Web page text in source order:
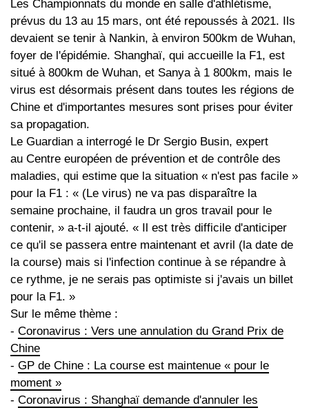
Les Championnats du monde en salle d'athlétisme,
prévus du 13 au 15 mars, ont été repoussés à 2021. Ils
devaient se tenir à Nankin, à environ 500km de Wuhan,
foyer de l'épidémie. Shanghaï, qui accueille la F1, est
situé à 800km de Wuhan, et Sanya à 1 800km, mais le
virus est désormais présent dans toutes les régions de
Chine et d'importantes mesures sont prises pour éviter
sa propagation.
Le Guardian a interrogé le Dr Sergio Busin, expert
au Centre européen de prévention et de contrôle des
maladies, qui estime que la situation « n'est pas facile »
pour la F1 : « (Le virus) ne va pas disparaître la
semaine prochaine, il faudra un gros travail pour le
contenir, » a-t-il ajouté. « Il est très difficile d'anticiper
ce qu'il se passera entre maintenant et avril (la date de
la course) mais si l'infection continue à se répandre à
ce rythme, je ne serais pas optimiste si j'avais un billet
pour la F1. »
Sur le même thème :
- Coronavirus : Vers une annulation du Grand Prix de
Chine
- GP de Chine : La course est maintenue « pour le
moment »
- Coronavirus : Shanghaï demande d'annuler les